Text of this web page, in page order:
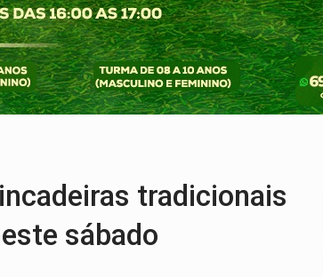
leva cinema amazônico a estudantes
intenso e tempo firme
chega ao bairro Nova Esperança
do Festival de Dança de Joinville
tradicionais
sábado